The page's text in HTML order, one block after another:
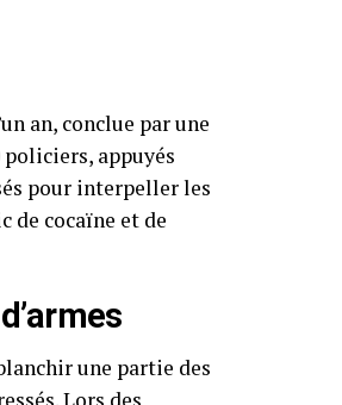
an, conclue par une
appuyés
pour interpeller les
de cocaïne et de
une partie des
Lors des